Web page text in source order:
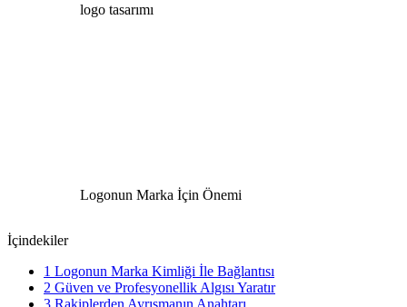
logo tasarımı
Logonun Marka İçin Önemi
İçindekiler
1 Logonun Marka Kimliği İle Bağlantısı
2 Güven ve Profesyonellik Algısı Yaratır
3 Rakiplerden Ayrışmanın Anahtarı